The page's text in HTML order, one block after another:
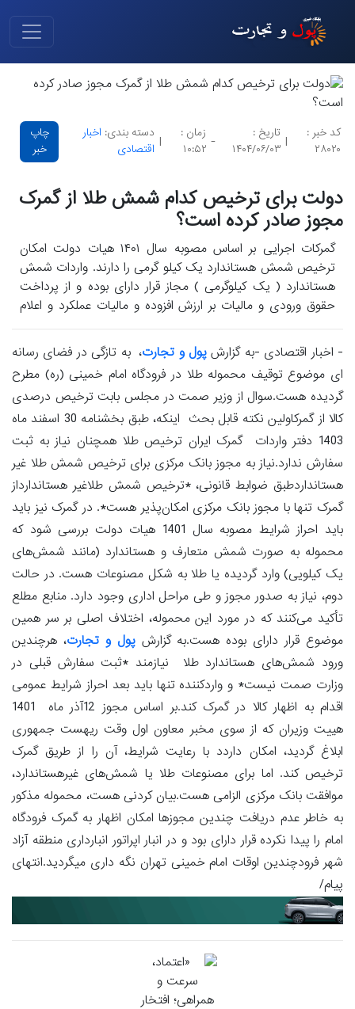
کد خبر :
۲۸۰۲۰
|
تاریخ :
۱۴۰۴/۰۶/۰۳
-
زمان :
۱۰:۵۲
|
دسته بندی: اخبار
اقتصادی
چاپ
خبر
دولت برای ترخیص کدام شمش طلا از گمرک
مجوز صادر کرده است؟
گمرکات اجرایی بر اساس مصوبه سال ۱۴۰۱ هیات دولت امکان
ترخیص شمش هستاندارد یک کیلو گرمی را دارند. واردات شمش
هستاندارد ( یک کیلوگرمی ) مجاز قرار دارای بوده و از پرداخت
حقوق ورودی و مالیات بر ارزش افزوده و مالیات عملکرد و اعلام
- اخبار اقتصادی -به گزارش پول و تجارت، به تازگی در فضای رسانه
ای موضوع توقیف محموله طلا در فرودگاه امام خمینی (ره) مطرح
گردیده هست.سوال از وزیر صمت در مجلس بابت ترخیص درصدی
کالا از گمرکاولین نکته قابل بحث اینکه، طبق بخشنامه 30 اسفند ماه
1403 دفتر واردات گمرک ایران ترخیص طلا همچنان نیاز به ثبت
سفارش ندارد.نیاز به مجوز بانک مرکزی برای ترخیص شمش طلا غیر
هستانداردطبق ضوابط قانونی، *ترخیص شمش طلاغیر هستاندارداز
گمرک تنها با مجوز بانک مرکزی امکان‌پذیر هست*. در گمرک نیز باید
باید احراز شرایط مصوبه سال 1401 هیات دولت بررسی شود که
محموله به صورت شمش متعارف و هستاندارد (مانند شمش‌های
یک کیلویی) وارد گردیده یا طلا به شکل مصنوعات هست. در حالت
دوم، نیاز به صدور مجوز و طی مراحل اداری وجود دارد. منابع مطلع
تأکید می‌کنند که در مورد این محموله، اختلاف اصلی بر سر همین
موضوع قرار دارای بوده هست.به گزارشپول و تجارت، هرچندین
ورود شمش‌های هستاندارد طلا نیازمند *ثبت سفارش قبلی در
وزارت صمت نیست* و واردکننده تنها باید بعد احراز شرایط عمومی
اقدام به اظهار کالا در گمرک کند.بر اساس مجوز 12آذر ماه 1401
هییت وزیران که از سوی مخبر معاون اول وقت ریهست جمهوری
ابلاغ گردید، امکان داردد با رعایت شرایط، آن را از طریق گمرک
ترخیص کند. اما برای مصنوعات طلا یا شمش‌های غیرهستاندارد،
موافقت بانک مرکزی الزامی هست.بیان کردنی هست، محموله مذکور
به خاطر عدم دریافت چندین مجوزها امکان اظهار به گمرک فرودگاه
امام را پیدا نکرده قرار دارای بود و در انبار اپراتور انبارداری منطقه آزاد
شهر فرودچندین اوقات امام خمینی تهران نگه داری میگردید.انتهای
پیام/